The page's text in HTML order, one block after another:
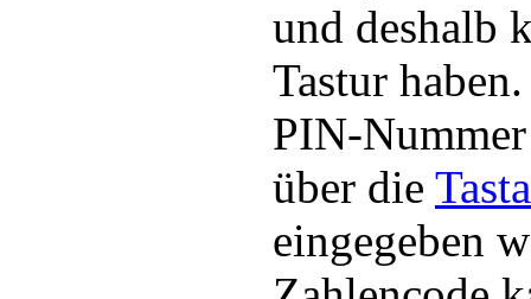
und deshalb
Tastur
PIN-
über die
eingegeben